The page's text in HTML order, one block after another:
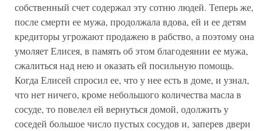
собственный счет содержал эту сотню людей. Теперь же,
после смерти ее мужа, продолжала вдова, ей и ее детям
кредиторы угрожают продажею в рабство, а поэтому она
умоляет Елисея, в память об этом благодеянии ее мужа,
сжалиться над нею и оказать ей посильную помощь.
Когда Елисей спросил ее, что у нее есть в доме, и узнал,
что нет ничего, кроме небольшого количества масла в
сосуде, то повелел ей вернуться домой, одолжить у
соседей большое число пустых сосудов и, заперев двери